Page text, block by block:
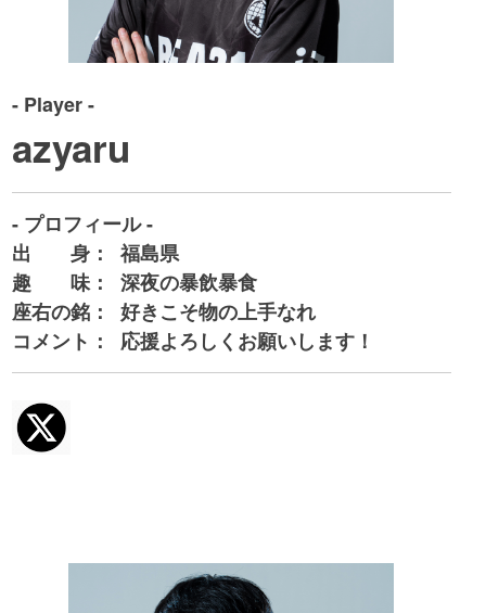
- Player -
azyaru
- プロフィール -
出 身：
福島県
趣 味：
深夜の暴飲暴食
座右の銘：
好きこそ物の上手なれ
コメント：
応援よろしくお願いします！